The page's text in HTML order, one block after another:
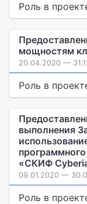
Роль в
мощностям
20.04.2020 —
Роль в
выполнения
«СКИФ
09.01.2020 —
Роль в